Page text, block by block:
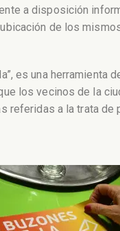
a disposición
de los
es una herramienta
los vecinos de la
referidas a la trata de